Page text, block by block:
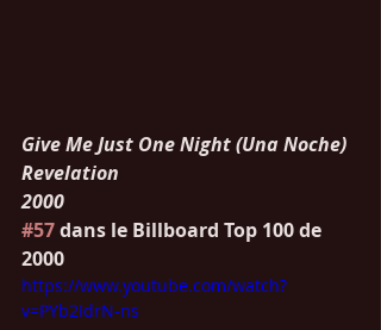
Give Me Just One Night (Una Noche)
Revelation
2000
#57 dans le Billboard Top 100 de
2000
https://www.youtube.com/watch?
v=PYb2IdrN-ns